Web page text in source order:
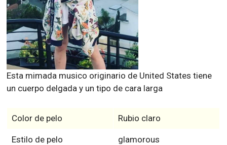
Esta mimada musico originario de United States tiene
un cuerpo delgada y un tipo de cara larga
Color de pelo Rubio claro
Estilo de pelo glamorous